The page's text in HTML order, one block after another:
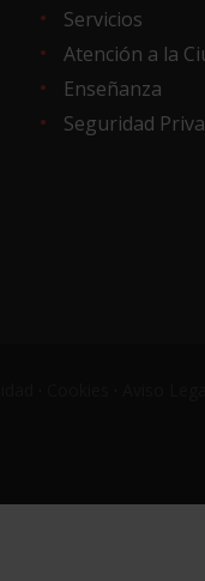
Servicios
Atención a la
Enseñanza
Seguridad